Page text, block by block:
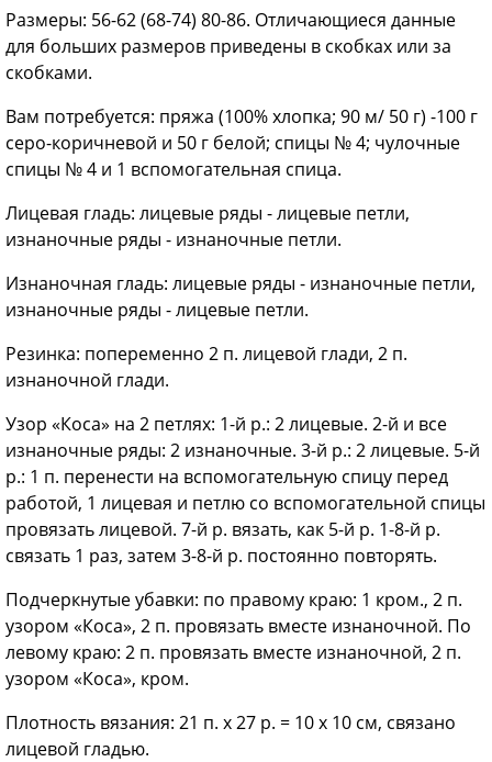
Размеры: 56-62 (68-74) 80-86. Отличающиеся данные
для больших размеров приведены в скобках или за
скобками.
Вам потребуется: пряжа (100% хлопка; 90 м/ 50 г) -100 г
серо-коричневой и 50 г белой; спицы № 4; чулочные
спицы № 4 и 1 вспомогательная спица.
Лицевая гладь: лицевые ряды - лицевые петли,
изнаночные ряды - изнаночные петли.
Изнаночная гладь: лицевые ряды - изнаночные петли,
изнаночные ряды - лицевые петли.
Резинка: попеременно 2 п. лицевой глади, 2 п.
изнаночной глади.
Узор «Коса» на 2 петлях: 1-й р.: 2 лицевые. 2-й и все
изнаночные ряды: 2 изнаночные. 3-й р.: 2 лицевые. 5-й
р.: 1 п. перенести на вспомогательную спицу перед
работой, 1 лицевая и петлю со вспомогательной спицы
провязать лицевой. 7-й р. вязать, как 5-й р. 1-8-й р.
связать 1 раз, затем 3-8-й р. постоянно повторять.
Подчеркнутые убавки: по правому краю: 1 кром., 2 п.
узором «Коса», 2 п. провязать вместе изнаночной. По
левому краю: 2 п. провязать вместе изнаночной, 2 п.
узором «Коса», кром.
Плотность вязания: 21 п. х 27 р. = 10 x 10 см, связано
лицевой гладью.